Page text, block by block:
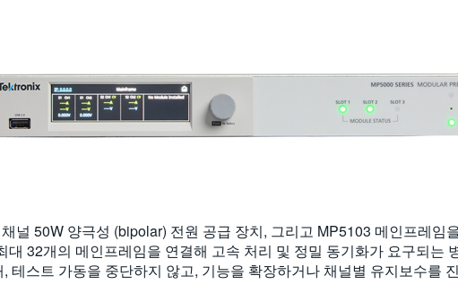
널 50W 양극성 (bipolar) 전원 공급 장치, 그리고 MP5103 메인프레임
32개의 메인프레임을 연결해 고속 처리 및 정밀 동기화가 요구되는
테스트 가동을 중단하지 않고, 기능을 확장하거나 채널별 유지보수를